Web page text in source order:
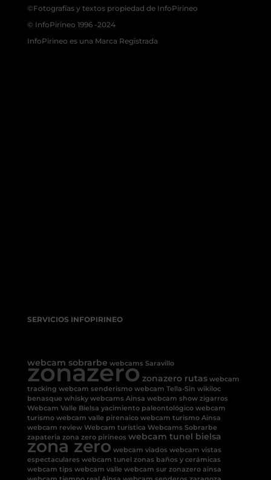
©Fotografías y textos propiedad de InfoPirineo
© InfoPirineo 1996 -2024
InfoPirineo es una Marca Registrada
SERVICIOS INFOPIRINEO
webcam sobrarbe webcams Saravillo
zonazero zonazero rutas webcam
tracking webcam senderismo webcam Tella-Sin wikiloc
benasque whisky webcams Ainsa webcam show zigarros
Webcam Valle Bielsa yacimiento paleontológico webcam
turismo webcam valle pirenaico webcam turismo Ainsa
webcam review Webcam turística Webcams Sobrarbe
zapateria zona zero pirineos webcam tunel bielsa
zona zero webcam viados webcam vistas
espectaculares webcam tunel zonas baños y cerámicas
webcam tips webcam valle webcam sur zonazero ainsa